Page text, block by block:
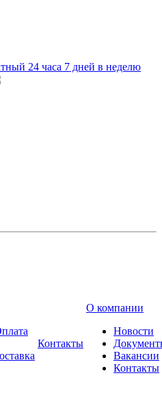
24 часа 7 дней в неделю
Контакты
О компании
Новости
Вакансии
Контакты